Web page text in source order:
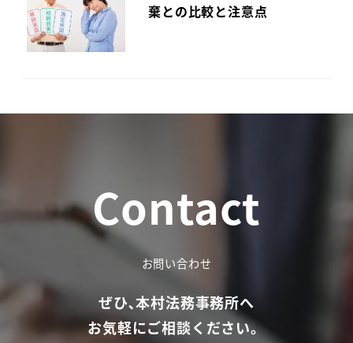
棄との比較と注意点
Contact
お問い合わせ
ぜひ､本村法務事務所へ
お気軽にご相談ください。